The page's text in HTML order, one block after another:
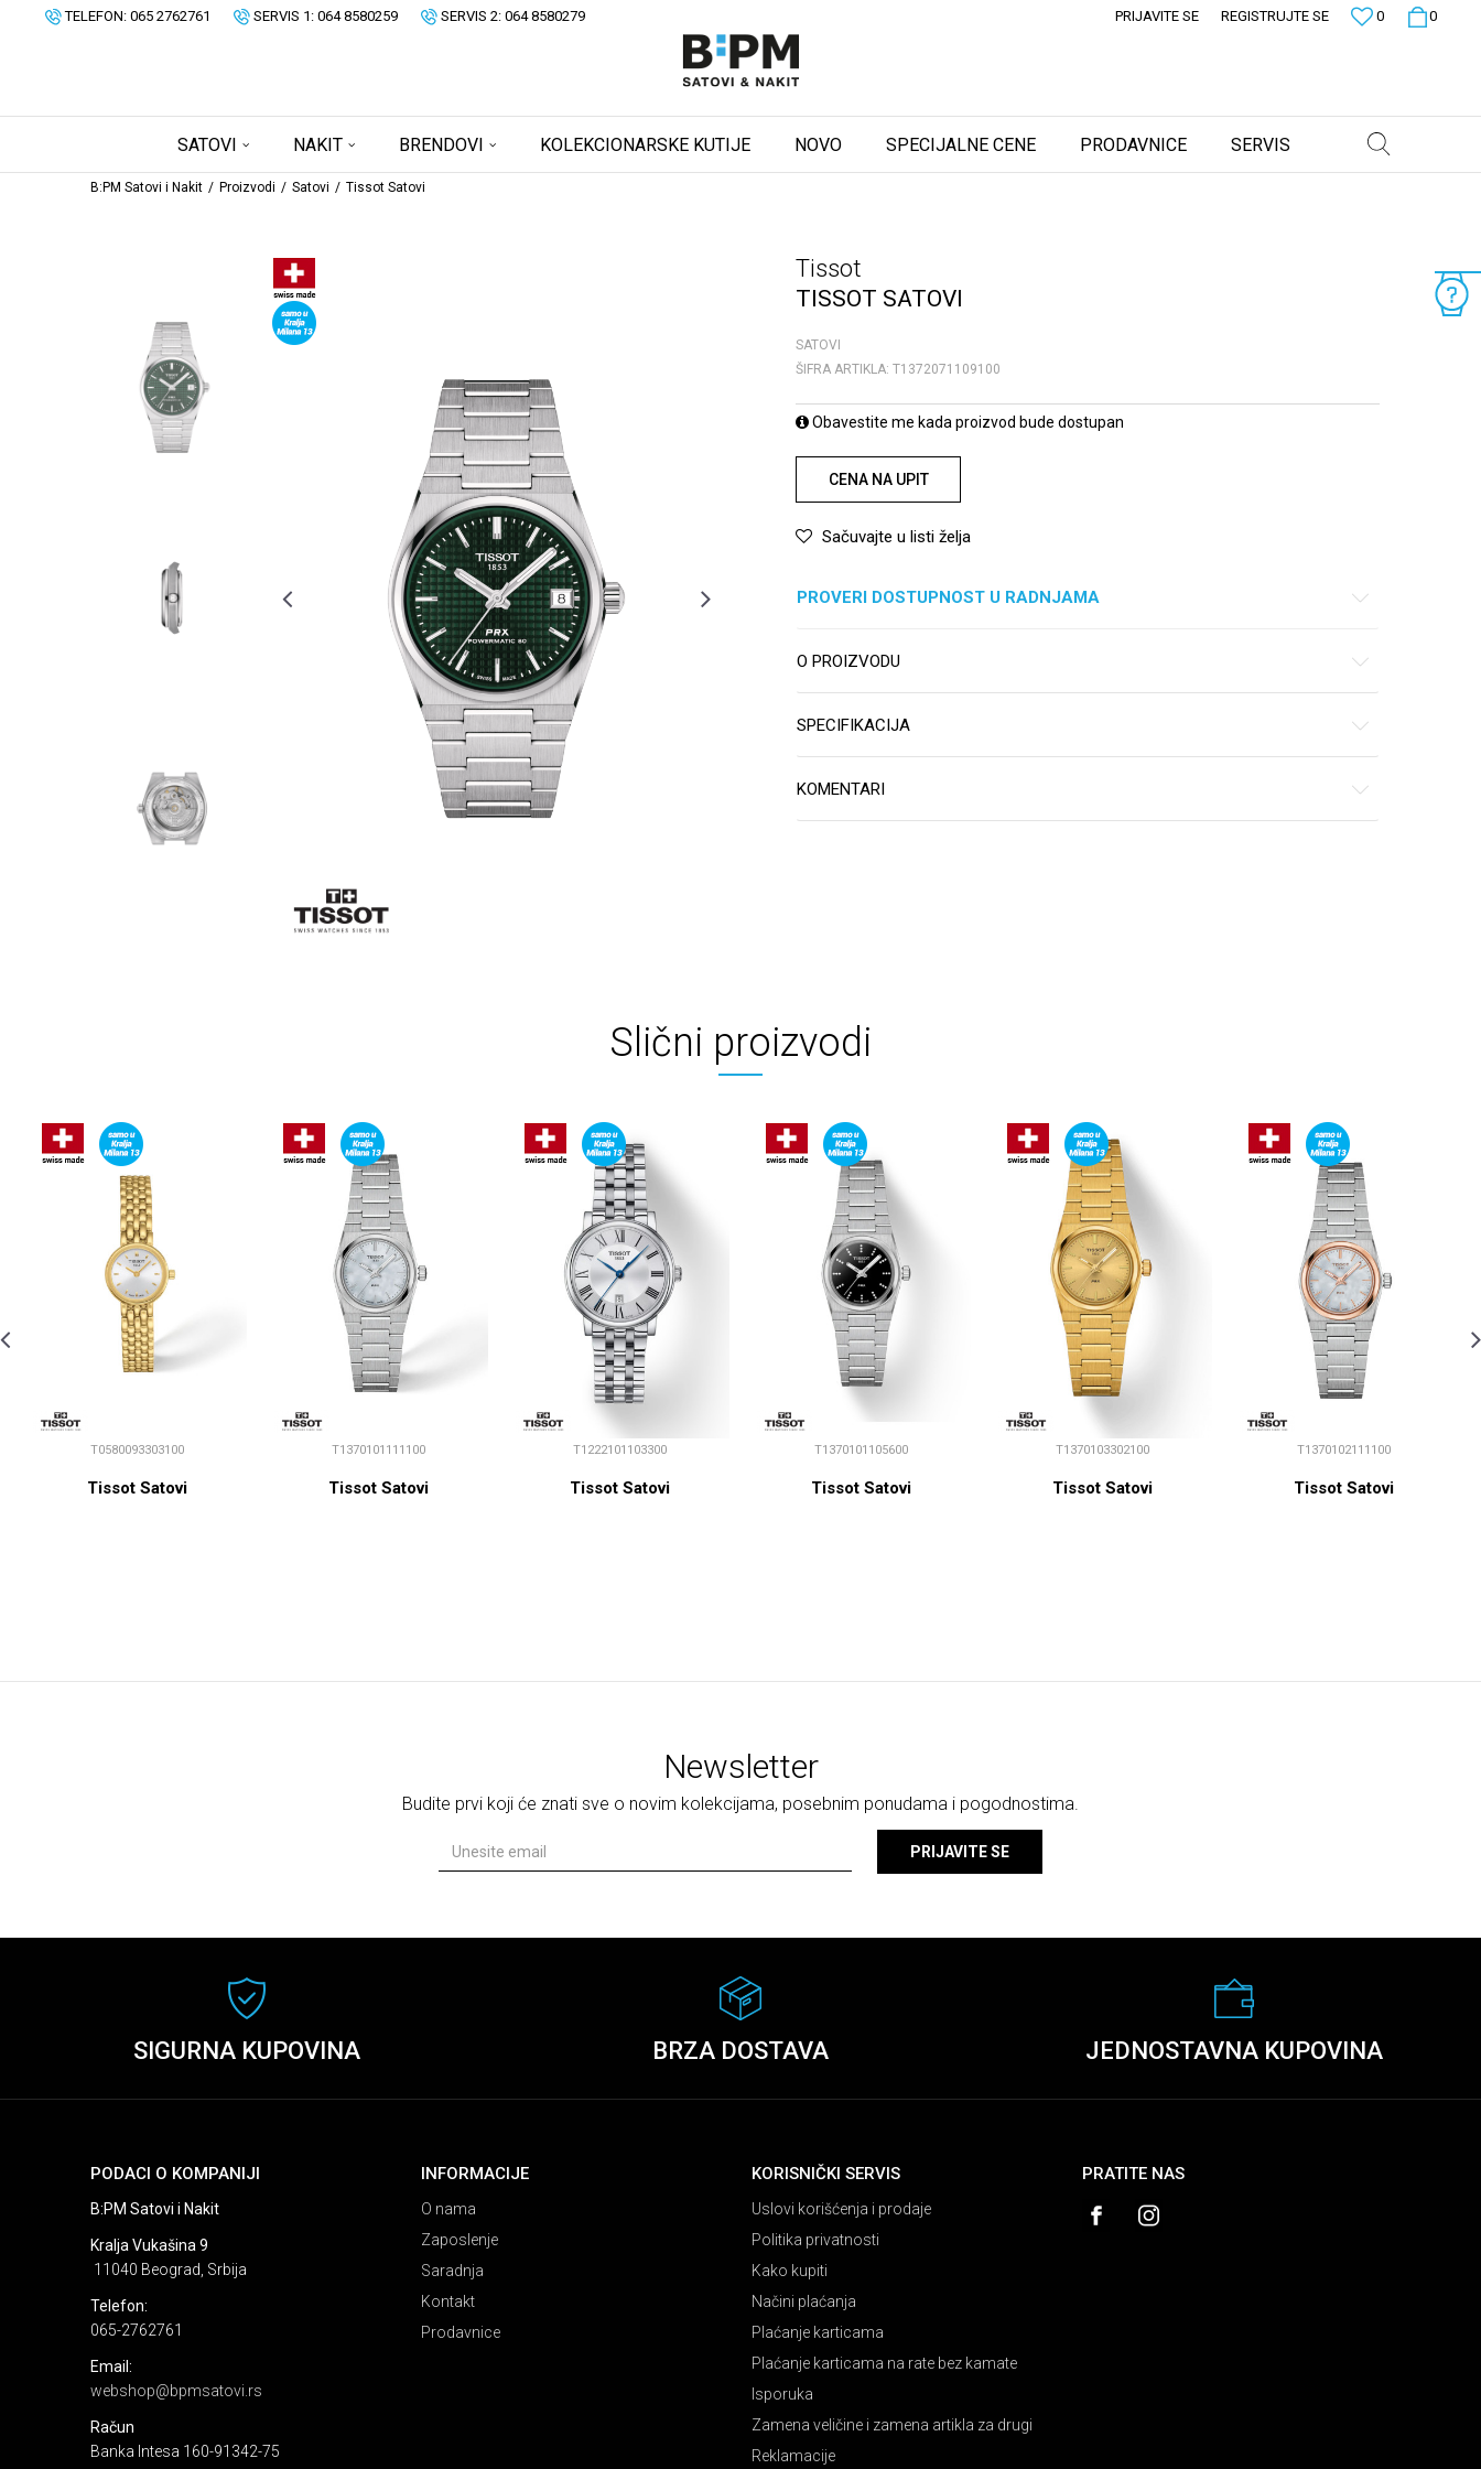
TELEFON: 065 2762761 SERVIS 1: 064 8580259 SERVIS 2: 064 8580279 0
0
PRIJAVITE SE REGISTRUJTE SE
SATOVI NAKIT BRENDOVI KOLEKCIONARSKE KUTIJE NOVO SPECIJALNE CENE PRODAVNICE SERVIS
B:PM Satovi i Nakit Proizvodi Satovi Tissot Satovi
Tissot
TISSOT SATOVI
SATOVI
ŠIFRA ARTIKLA: T1372071109100
Obavestite me kada proizvod bude dostupan
CENA NA UPIT
Sačuvajte u listi želja
PROVERI DOSTUPNOST U RADNJAMA
O PROIZVODU
SPECIFIKACIJA
KOMENTARI
Slični proizvodi
T0580093303100
Tissot Satovi
T1370101111100
Tissot Satovi
T1222101103300
Tissot Satovi
T1370101105600
Tissot Satovi
T1370103302100
Tissot Satovi
T1370102111100
Tissot Satovi
Newsletter
Budite prvi koji će znati sve o novim kolekcijama, posebnim ponudama i pogodnostima.
PRIJAVITE SE
SIGURNA KUPOVINA BRZA DOSTAVA JEDNOSTAVNA KUPOVINA
PODACI O KOMPANIJI
B:PM Satovi i Nakit
Kralja Vukašina 9
11040 Beograd, Srbija
Telefon:
065-2762761
Email:
webshop@bpmsatovi.rs
Račun
Banka Intesa 160-91342-75
INFORMACIJE
O nama
Zaposlenje
Saradnja
Kontakt
Prodavnice
KORISNIČKI SERVIS
Uslovi korišćenja i prodaje
Politika privatnosti
Kako kupiti
Načini plaćanja
Plaćanje karticama
Plaćanje karticama na rate bez kamate
Isporuka
Zamena veličine i zamena artikla za drugi
Reklamacije
PRATITE NAS